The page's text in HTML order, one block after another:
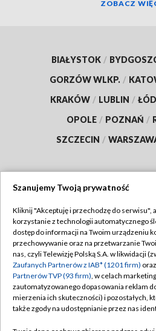
ZOBACZ
BIAŁYSTOK /
GORZÓW WLKP. /
KRAKÓW / LUBLIN /
OPOLE / POZNAŃ /
SZCZECIN /
TVP
Abonament TVP
Emisja w TVP
Centrum informacji TVP
Naziemna Telewizja Cyfrowa
Regulamin
Polityka
Moje
Pomoc
Szanujemy Twoją prywatność
Kliknij "Akceptuję i przechodzę do serwisu",
korzystanie z technologii automatycznego
dostęp do informacji na Twoim urządzeniu
przechowywanie oraz na przetwarzanie
nas, czyli Telewizję Polską S.A. w likwidacji
Zaufanych Partnerów z IAB* (1201 firm)
Partnerów TVP (93 firm), w celach
zautomatyzowanego dopasowania reklam
mierzenia ich skuteczności) i pozostałych,
także zgody na udostępnianie przez nas